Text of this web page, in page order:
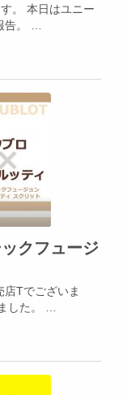
。 本日はユニー
告。 …
クフュージ
店Tでございま
した。 …